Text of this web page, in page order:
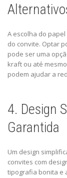
A escolha do
do convite. Optar
pode ser uma
kraft ou até
podem ajudar a
4. Design
Garantida
Um design
convites com
tipografia bonita e